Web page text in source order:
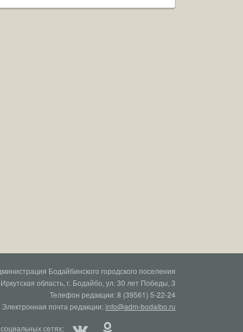
Бодайбинского городского поселения
область, г. Бодайбо, ул. 30 лет Победы, 3
Телефон редакции: 8 (39561) 5-22-24
Электронная почта редакции:info@adm-bodaibo.ru
сетях: